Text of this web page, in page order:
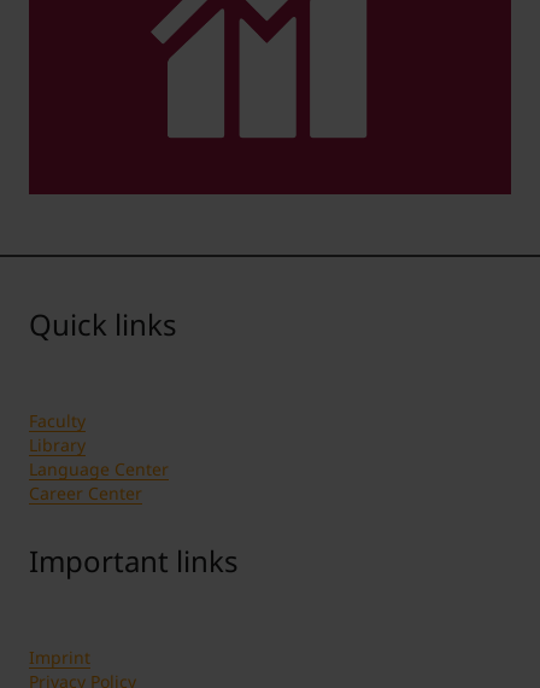
Quick links
Faculty
Library
Language Center
Career Center
Important links
Imprint
Privacy Policy